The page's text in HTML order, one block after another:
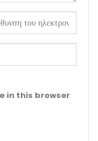
in this browser